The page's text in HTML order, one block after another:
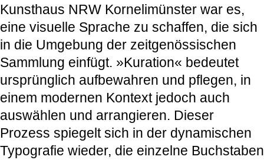
Kunsthaus NRW Kornelimünster war es,
eine visuelle Sprache zu schaffen, die sich
in die Umgebung der zeitgenössischen
Sammlung einfügt. »Kuration« bedeutet
ursprünglich aufbewahren und pflegen, in
einem modernen Kontext jedoch auch
auswählen und arrangieren. Dieser
Prozess spiegelt sich in der dynamischen
Typografie wieder, die einzelne Buchstaben